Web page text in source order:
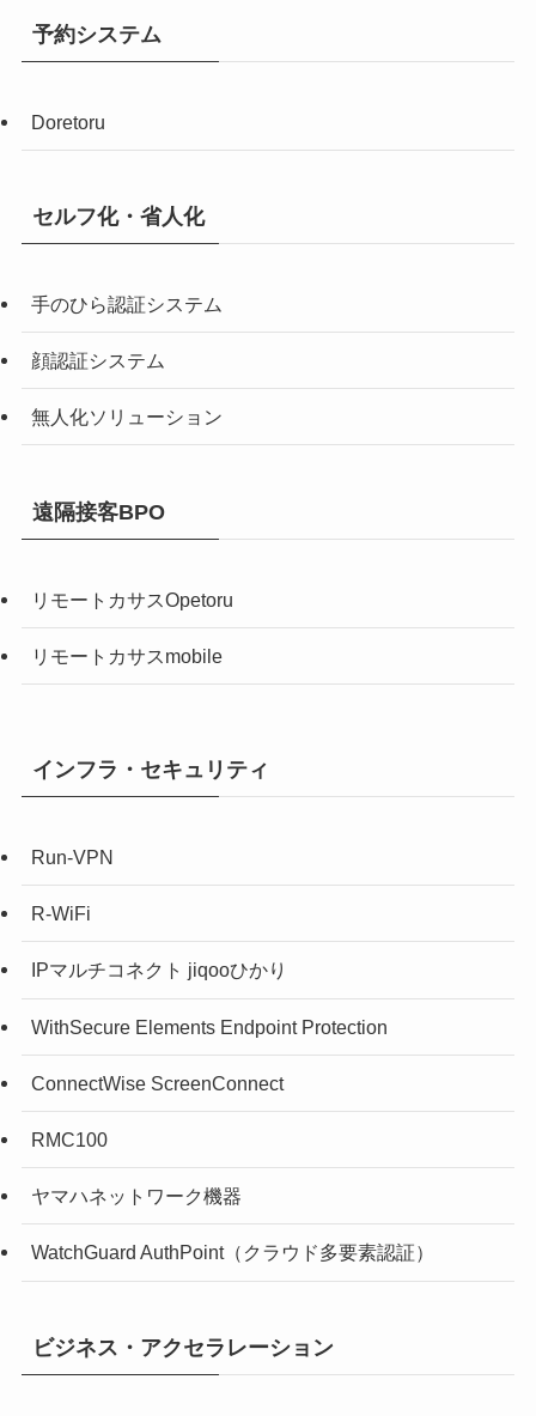
予約システム
Doretoru
セルフ化・省人化
手のひら認証システム
顔認証システム
無人化ソリューション
遠隔接客BPO
リモートカサスOpetoru
リモートカサスmobile
インフラ・セキュリティ
Run-VPN
R-WiFi
IPマルチコネクト jiqooひかり
WithSecure Elements Endpoint Protection
ConnectWise ScreenConnect
RMC100
ヤマハネットワーク機器
WatchGuard AuthPoint（クラウド多要素認証）
ビジネス・アクセラレーション